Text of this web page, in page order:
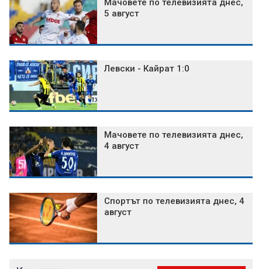
Мачовете по телевизията днес,
5 август
Левски - Кайрат 1:0
Мачовете по телевизията днес,
4 август
Спортът по телевизията днес, 4
август